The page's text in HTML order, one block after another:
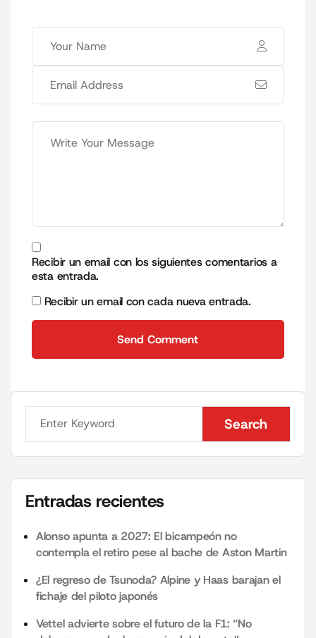
Recibir un email con los siguientes comentarios a
esta entrada.
Recibir un email con cada nueva entrada.
Send Comment
Search
Search
Entradas recientes
Alonso apunta a 2027: El bicampeón no
contempla el retiro pese al bache de Aston Martin
¿El regreso de Tsunoda? Alpine y Haas barajan el
fichaje del piloto japonés
Vettel advierte sobre el futuro de la F1: “No